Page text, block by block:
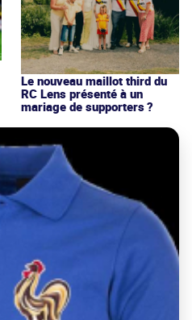
Le nouveau maillot third du
RC Lens présenté à un
mariage de supporters ?